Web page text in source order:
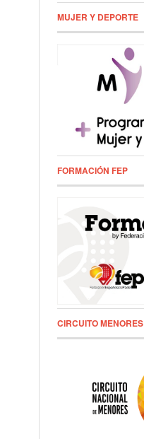
MUJER Y DEPORTE
FORMACIÓN FEP
CIRCUITO MENORES